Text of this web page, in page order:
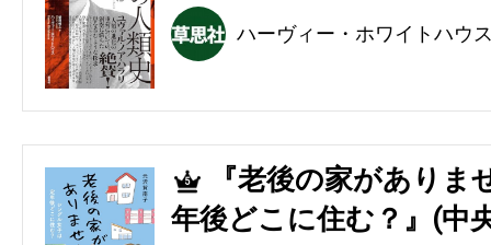
ハーヴィー・ホワイトハウ
5
『老後の家があり
年後どこに住む？』(中